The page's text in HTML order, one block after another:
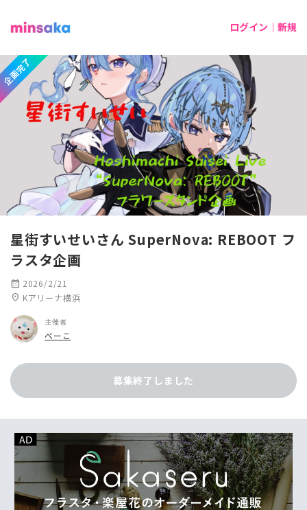
ログイン｜新規
企画完了
星街すいせいさん SuperNova: REBOOT フ
ラスタ企画
calendar_month 2026/2/21
location_on Kアリーナ横浜
主催者
べーこ
募集終了しました